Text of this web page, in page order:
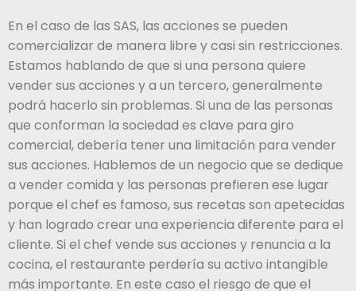
En el caso de las SAS, las acciones se pueden
comercializar de manera libre y casi sin restricciones.
Estamos hablando de que si una persona quiere
vender sus acciones y a un tercero, generalmente
podrá hacerlo sin problemas. Si una de las personas
que conforman la sociedad es clave para giro
comercial, debería tener una limitación para vender
sus acciones. Hablemos de un negocio que se dedique
a vender comida y las personas prefieren ese lugar
porque el chef es famoso, sus recetas son apetecidas
y han logrado crear una experiencia diferente para el
cliente. Si el chef vende sus acciones y renuncia a la
cocina, el restaurante perdería su activo intangible
más importante. En este caso el riesgo de que el